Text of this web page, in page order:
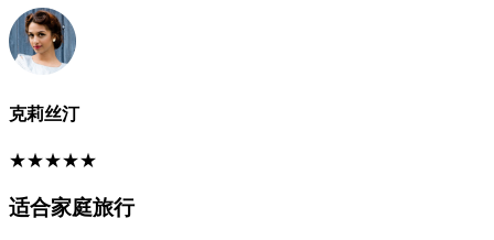
克莉丝汀
★★★★★
适合家庭旅行